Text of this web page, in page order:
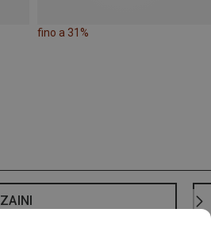
fino a 31%
ZAINI